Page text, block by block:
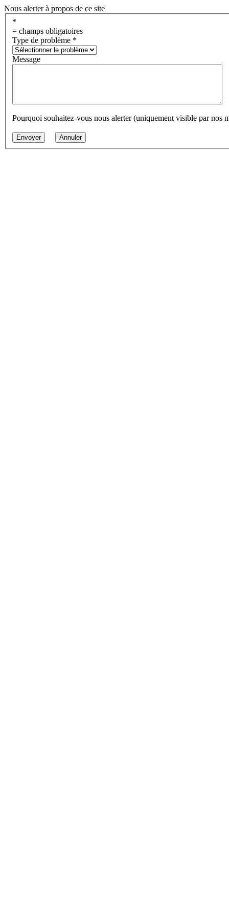
Nous alerter à propos de ce site
*
= champs obligatoires
Type de problème *
Message
Pourquoi souhaitez-vous nous alerter (uniquement visible par nos